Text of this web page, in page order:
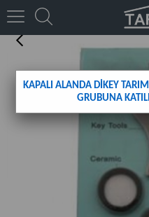
ULTRASONİK
KAPALI ALANDA DİKEY
GRUBUNA